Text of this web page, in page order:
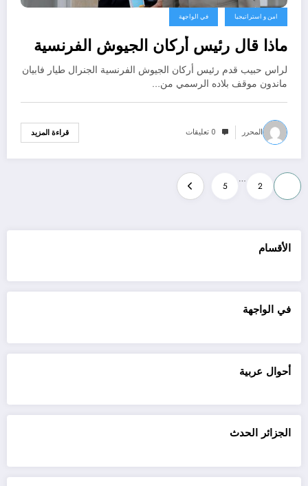
امن و استراتيجيا في الواجهة
ماذا قال رئيس أركان الجيوش الفرنسية
لراس حبيب قدم رئيس أركان الجيوش الفرنسية الجنرال طيار فابيان
ماندون موقف بلاده الرسمي من…
المحرر 0 تعليقات قراءة المزيد
Posts
pagination
2
…
5
الأقسام
في الواجهة
أحوال عربية
الجزائر الحدث